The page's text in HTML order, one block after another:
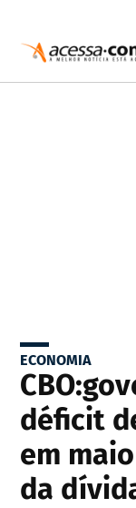
ECONOMIA
déficit
em
da